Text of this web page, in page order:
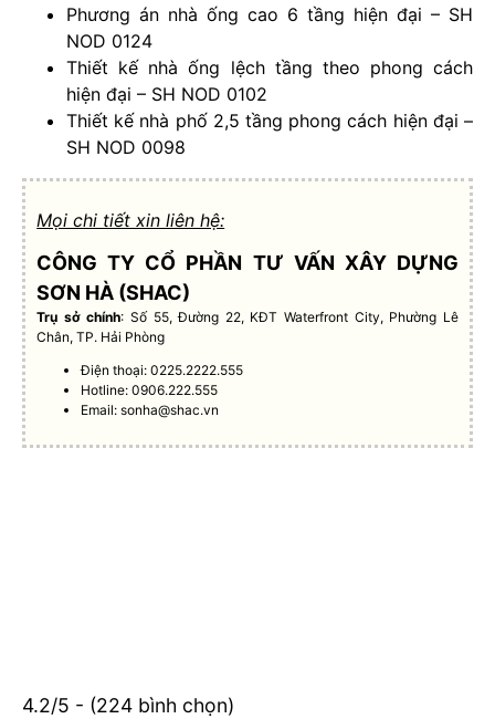
Phương án nhà ống cao 6 tầng hiện đại – SH
NOD 0124
Thiết kế nhà ống lệch tầng theo phong cách
hiện đại – SH NOD 0102
Thiết kế nhà phố 2,5 tầng phong cách hiện đại –
SH NOD 0098
Mọi chi tiết xin liên hệ:
CÔNG TY CỔ PHẦN TƯ VẤN XÂY DỰNG
SƠN HÀ (SHAC)
Trụ sở chính: Số 55, Đường 22, KĐT Waterfront City, Phường Lê
Chân, TP. Hải Phòng
Điện thoại: 0225.2222.555
Hotline: 0906.222.555
Email:sonha@shac.vn
4.2/5 - (224 bình chọn)